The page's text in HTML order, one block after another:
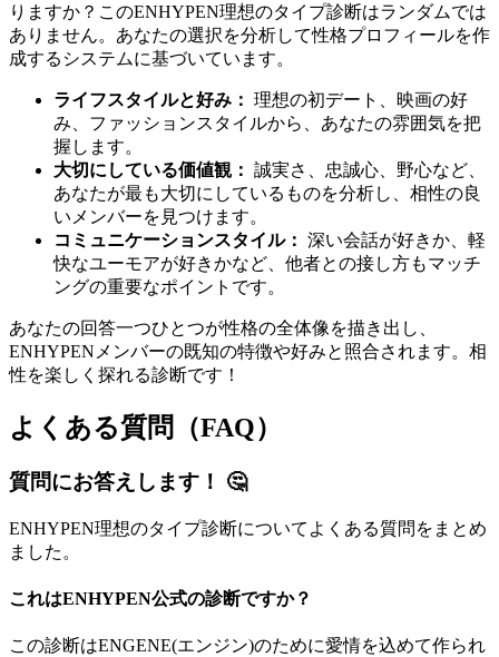
りますか？このENHYPEN理想のタイプ診断はランダムでは
ありません。あなたの選択を分析して性格プロフィールを作
成するシステムに基づいています。
ライフスタイルと好み： 理想の初デート、映画の好
み、ファッションスタイルから、あなたの雰囲気を把
握します。
大切にしている価値観： 誠実さ、忠誠心、野心など、
あなたが最も大切にしているものを分析し、相性の良
いメンバーを見つけます。
コミュニケーションスタイル： 深い会話が好きか、軽
快なユーモアが好きかなど、他者との接し方もマッチ
ングの重要なポイントです。
あなたの回答一つひとつが性格の全体像を描き出し、
ENHYPENメンバーの既知の特徴や好みと照合されます。相
性を楽しく探れる診断です！
よくある質問（FAQ）
質問にお答えします！ 🤔
ENHYPEN理想のタイプ診断についてよくある質問をまとめ
ました。
これはENHYPEN公式の診断ですか？
この診断はENGENE(エンジン)のために愛情を込めて作られ